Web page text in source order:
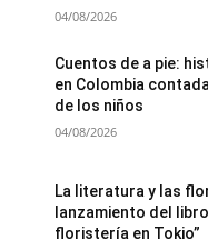
04/08/2026
Cuentos de a pie:
en Colombia
de los niños
04/08/2026
La literatura y las
lanzamiento del
floristería en Tokio”